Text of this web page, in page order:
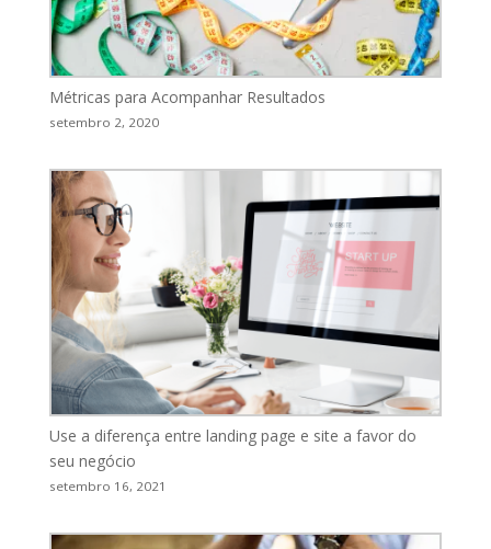
Métricas para Acompanhar Resultados
setembro 2, 2020
Use a diferença entre landing page e site a favor do
seu negócio
setembro 16, 2021